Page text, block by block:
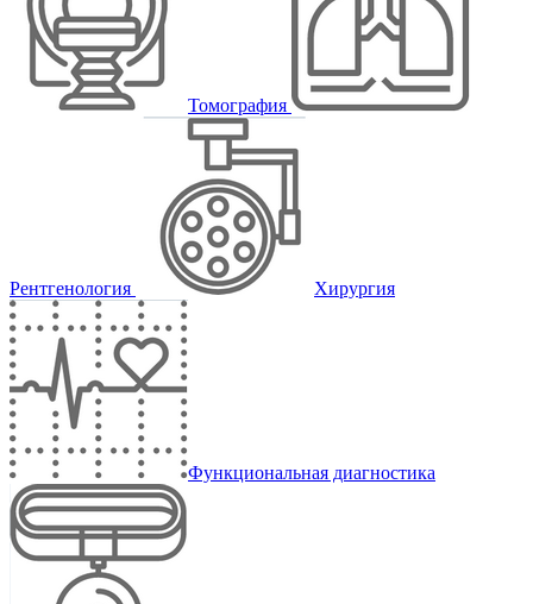
Томография
Рентгенология Хирургия
Функциональная диагностика